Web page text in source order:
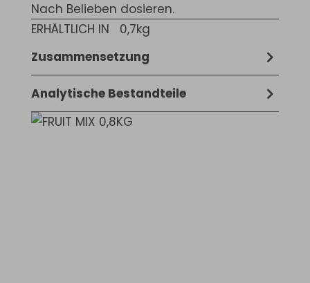
Nach Belieben dosieren.
ERHÄLTLICH IN
0,7kg
Zusammensetzung
Früchte (Rosinen, Mehlbeeren, Apfel und
Papaya)
Analytische Bestandteile
Rohprotein 2,5%, Rohfett 0,3%